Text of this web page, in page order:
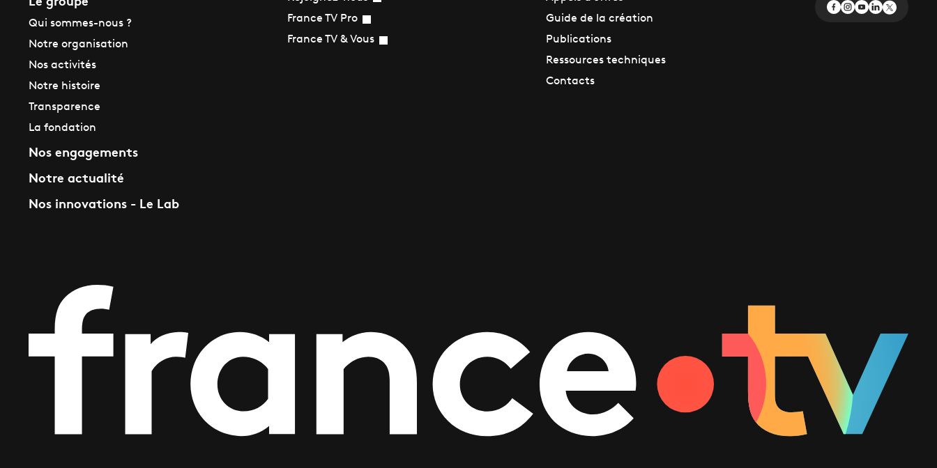
Qui sommes-nous ?
Notre organisation
Nos activités
Notre histoire
Transparence
La fondation
Nos engagements
Notre actualité
Nos innovations - Le Lab
France TV Pro
France TV & Vous
Guide de la création
Publications
Ressources techniques
Contacts